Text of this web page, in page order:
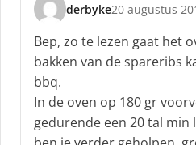
derbyke
s
c
h
r
e
e
f
:
20 augustus
Bep, zo te lezen gaat het
bakken van de spareribs
bbq.
In de oven op 180 gr
gedurende een 20 tal min